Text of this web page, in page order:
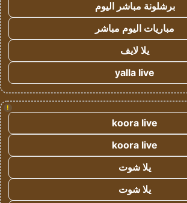
برشلونة مباشر اليوم
مباريات اليوم مباشر
يلا لايف
yalla live
!
koora live
koora live
يلا شوت
يلا شوت